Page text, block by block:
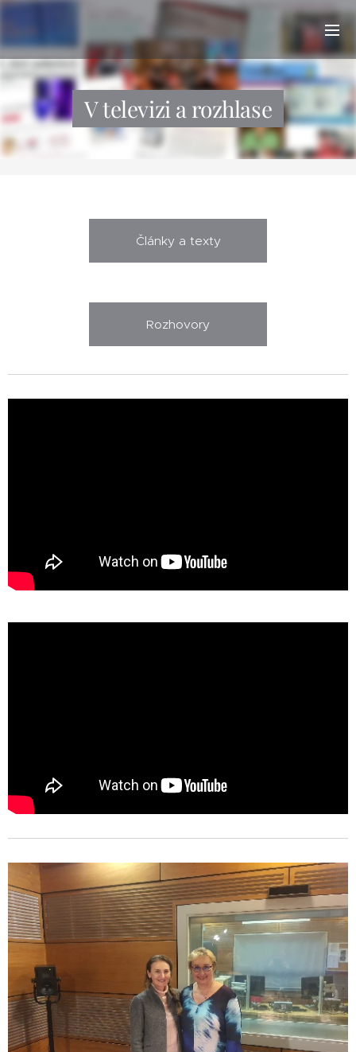
V televizi a rozhlase
Články a texty
Rozhovory